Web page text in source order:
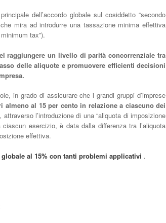
dell’accordo globale sul cosiddetto “secondo
mira ad introdurre una tassazione minima effettiva
tax”).
raggiungere un livello di parità concorrenziale tra
delle aliquote e promuovere efficienti decisioni
in grado di assicurare che i grandi gruppi d’imprese
al 15 per cento in relazione a ciascuno dei
l’introduzione di una “aliquota di imposizione
esercizio, è data dalla differenza tra l’aliquota
effettiva.
al 15% con tanti problemi applicativi .